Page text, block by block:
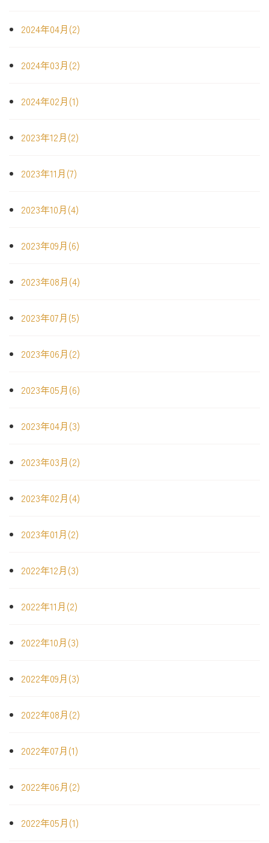
2024年04月(2)
2024年03月(2)
2024年02月(1)
2023年12月(2)
2023年11月(7)
2023年10月(4)
2023年09月(6)
2023年08月(4)
2023年07月(5)
2023年06月(2)
2023年05月(6)
2023年04月(3)
2023年03月(2)
2023年02月(4)
2023年01月(2)
2022年12月(3)
2022年11月(2)
2022年10月(3)
2022年09月(3)
2022年08月(2)
2022年07月(1)
2022年06月(2)
2022年05月(1)